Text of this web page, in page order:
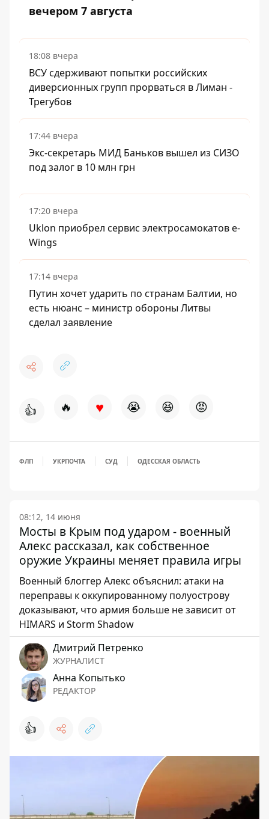
вечером 7 августа
18:08 вчера
ВСУ сдерживают попытки российских
диверсионных групп прорваться в Лиман -
Трегубов
17:44 вчера
Экс-секретарь МИД Баньков вышел из СИЗО
под залог в 10 млн грн
17:20 вчера
Uklon приобрел сервис электросамокатов e-
Wings
17:14 вчера
Путин хочет ударить по странам Балтии, но
есть нюанс – министр обороны Литвы
сделал заявление
👍 🔥 ♥ 😭 😆 😡
ФЛП УКРПОЧТА СУД ОДЕССКАЯ ОБЛАСТЬ
08:12, 14 июня
Мосты в Крым под ударом - военный
Алекс рассказал, как собственное
оружие Украины меняет правила игры
Военный блоггер Алекс объяснил: атаки на
переправы к оккупированному полуострову
доказывают, что армия больше не зависит от
HIMARS и Storm Shadow
Дмитрий Петренко
ЖУРНАЛИСТ
Анна Копытько
РЕДАКТОР
👍